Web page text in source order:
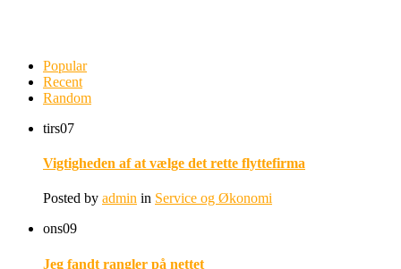
Popular
Recent
Random
tirs07
Vigtigheden af at vælge det rette flyttefirma
Posted by admin in Service og Økonomi
ons09
Jeg fandt rangler på nettet